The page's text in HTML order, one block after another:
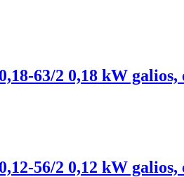
63/2 0,18 kW galios,
56/2 0,12 kW galios,